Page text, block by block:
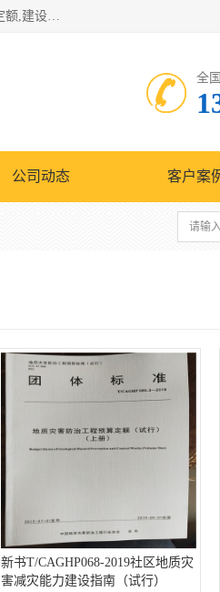
北京北腾文化发展有限公司：主营31个省建设工程预算书,工程预算软件,工程计价依据,工程造价定额,工程量清单计价定额,建设工程量消耗量定额,各行业工程预算定额,铁路定额,电力定额,矿山定额,*,黄金定额,钢铁企业检修定额,中石化安装检修定额,煤矿图书,医院书籍等.诚信的经营，在发展的同时公司不忘不断总结不断优化为客户的服务，和一如既往的热情赢得了新老客户的极高评价及青睐。
全
公司动态 客户案
新书T/CAGHP068-2019社区地质灾
害减灾能力建设指南（试行）